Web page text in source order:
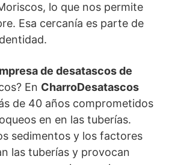
lo que nos permite
Esa cercanía es parte de
de desatascos de
En CharroDesatascos
de 40 años comprometidos
en en las tuberías.
sedimentos y los factores
las tuberías y provocan